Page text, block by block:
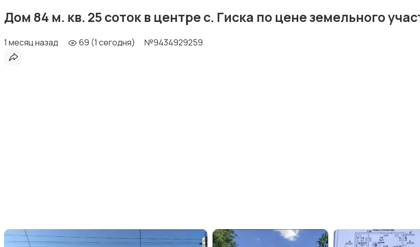
Дом 84 м. кв. 25 соток в центре с. Гиска по цене земельного
1 месяц назад 69 (1 сегодня) №9434929259